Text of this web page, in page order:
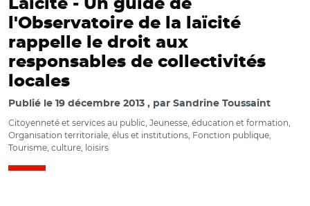
Laïcité - Un guide de
l'Observatoire de la laïcité
rappelle le droit aux
responsables de collectivités
locales
Publié le 19 décembre 2013 par Sandrine Toussaint
Citoyenneté et services au public, Jeunesse, éducation et formation,
Organisation territoriale, élus et institutions, Fonction publique,
Tourisme, culture, loisirs